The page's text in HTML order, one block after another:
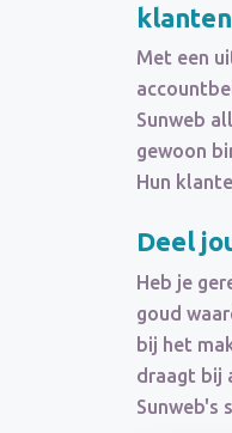
Met een
Sunweb
gewoon
Hun
Deel
Heb je
goud
bij het
draagt bij
Sunweb's